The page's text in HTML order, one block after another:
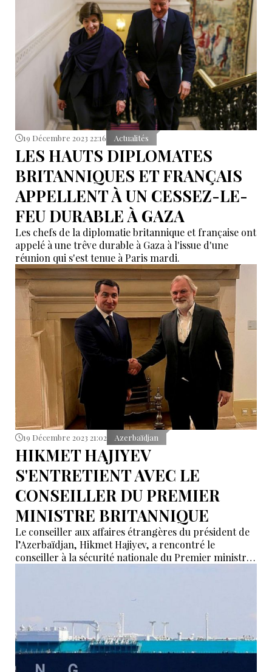
19 Décembre 2023 22:16 Actualités
LES HAUTS DIPLOMATES
BRITANNIQUES ET FRANÇAIS
APPELLENT À UN CESSEZ-LE-
FEU DURABLE À GAZA
Les chefs de la diplomatie britannique et française ont
appelé à une trêve durable à Gaza à l'issue d'une
réunion qui s'est tenue à Paris mardi.
19 Décembre 2023 21:02 Azerbaïdjan
HIKMET HAJIYEV
S'ENTRETIENT AVEC LE
CONSEILLER DU PREMIER
MINISTRE BRITANNIQUE
Le conseiller aux affaires étrangères du président de
l’Azerbaïdjan, Hikmet Hajiyev, a rencontré le
conseiller à la sécurité nationale du Premier ministre